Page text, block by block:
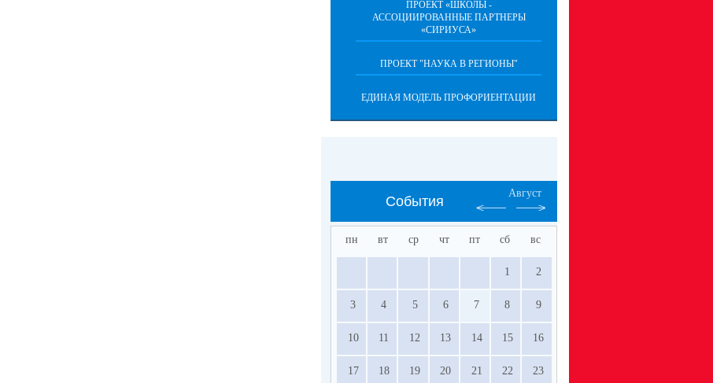
ПРОЕКТ «ШКОЛЫ -
АССОЦИИРОВАННЫЕ ПАРТНЕРЫ
«СИРИУСА»
ПРОЕКТ "НАУКА В РЕГИОНЫ"
ЕДИНАЯ МОДЕЛЬ ПРОФОРИЕНТАЦИИ
События
Август
пн вт ср чт пт сб вс
1 2
3 4 5 6 7 8 9
10 11 12 13 14 15 16
17 18 19 20 21 22 23